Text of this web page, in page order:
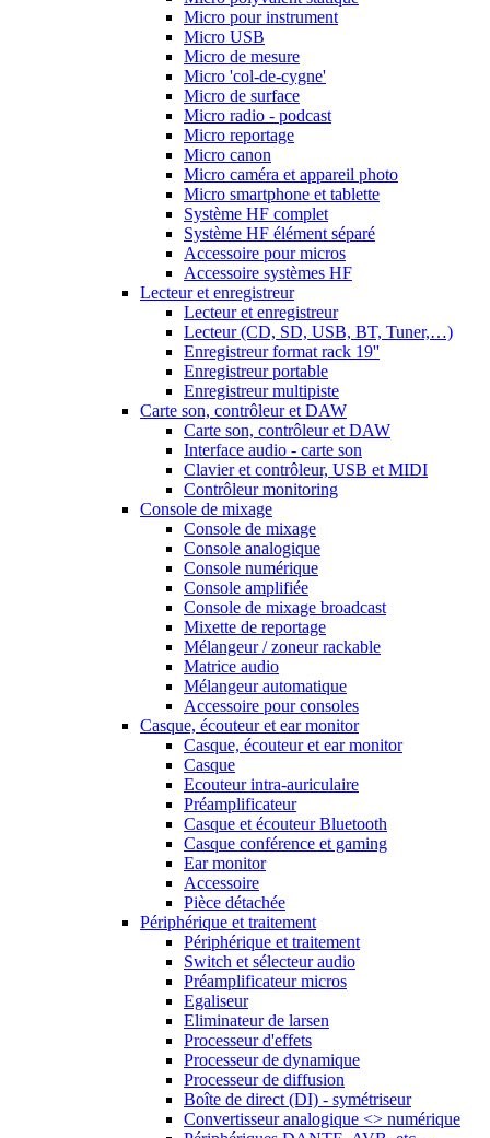
Micro pour instrument
Micro USB
Micro de mesure
Micro 'col-de-cygne'
Micro de surface
Micro radio - podcast
Micro reportage
Micro canon
Micro caméra et appareil photo
Micro smartphone et tablette
Système HF complet
Système HF élément séparé
Accessoire pour micros
Accessoire systèmes HF
Lecteur et enregistreur
Lecteur et enregistreur
Lecteur (CD, SD, USB, BT, Tuner,…)
Enregistreur format rack 19''
Enregistreur portable
Enregistreur multipiste
Carte son, contrôleur et DAW
Carte son, contrôleur et DAW
Interface audio - carte son
Clavier et contrôleur, USB et MIDI
Contrôleur monitoring
Console de mixage
Console de mixage
Console analogique
Console numérique
Console amplifiée
Console de mixage broadcast
Mixette de reportage
Mélangeur / zoneur rackable
Matrice audio
Mélangeur automatique
Accessoire pour consoles
Casque, écouteur et ear monitor
Casque, écouteur et ear monitor
Casque
Ecouteur intra-auriculaire
Préamplificateur
Casque et écouteur Bluetooth
Casque conférence et gaming
Ear monitor
Accessoire
Pièce détachée
Périphérique et traitement
Périphérique et traitement
Switch et sélecteur audio
Préamplificateur micros
Egaliseur
Eliminateur de larsen
Processeur d'effets
Processeur de dynamique
Processeur de diffusion
Boîte de direct (DI) - symétriseur
Convertisseur analogique <> numérique